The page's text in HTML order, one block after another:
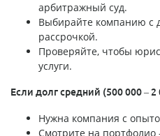
арбитражный суд.
Выбирайте компанию с
рассрочкой.
Проверяйте, чтобы
услуги.
Если долг средний (500 000 – 2
Нужна компания с
Смотрите на